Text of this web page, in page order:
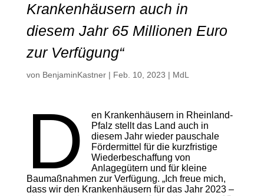
Krankenhäusern auch in
diesem Jahr 65 Millionen Euro
zur Verfügung“
von BenjaminKastner| Feb. 10, 2023 | MdL
D
en Krankenhäusern in Rheinland-
Pfalz stellt das Land auch in
diesem Jahr wieder pauschale
Fördermittel für die kurzfristige
Wiederbeschaffung von
Anlagegütern und für kleine
Baumaßnahmen zur Verfügung. „Ich freue mich,
dass wir den Krankenhäusern für das Jahr 2023 –